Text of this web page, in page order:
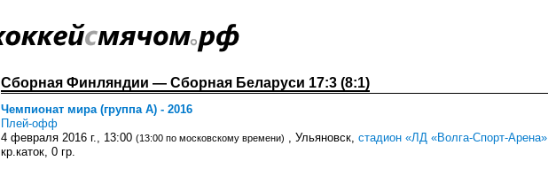
Сборная Финляндии — Сборная Беларуси 17:3 (8:1)
Чемпионат мира (группа А) - 2016
Плей-офф
4 февраля 2016 г., 13:00 (13:00 по московскому времени) , Ульяновск, стадион «ЛД «Волга-Спорт-Арена»
кр.каток, 0 гр.